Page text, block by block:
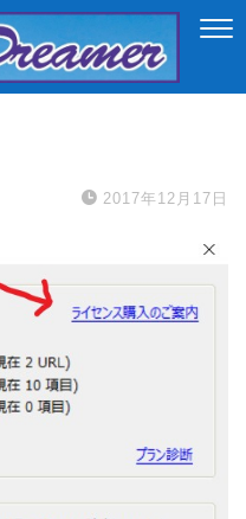
2017年12月17日